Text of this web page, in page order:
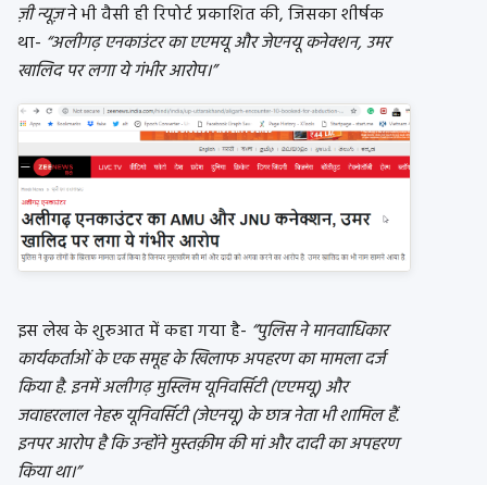
ज़ी न्यूज़ने भी वैसी ही रिपोर्ट प्रकाशित की, जिसका शीर्षक
था- “अलीगढ़ एनकाउंटर का एएमयू और जेएनयू कनेक्शन, उमर
खालिद पर लगा ये गंभीर आरोप।”
इस लेख के शुरुआत में कहा गया है- “पुलिस ने मानवाधिकार
कार्यकर्ताओं के एक समूह के खिलाफ अपहरण का मामला दर्ज
किया है. इनमें अलीगढ़ मुस्लिम यूनिवर्सिटी (एएमयू) और
जवाहरलाल नेहरू यूनिवर्सिटी (जेएनयू) के छात्र नेता भी शामिल हैं.
इनपर आरोप है कि उन्होंने मुस्तक़ीम की मां और दादी का अपहरण
किया था।”